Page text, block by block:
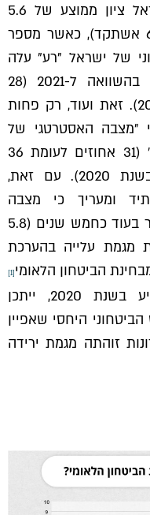
העניק למצבה הביטחוני של ישראל ציון ממוצע של 5.6
מתוך 10 (מול ציון ממוצע של 6.2 אשתקד), כאשר מספר
של ישראל "רע" עלה
בצורה מובהקת בעשרה אחוזים בהשוואה ל-2021 (28
אחוזים מול 18 אחוזים בשנת 2021). זאת ועוד, רק פחות
״מצבה האסטרטגי של
ישראל מעולם לא היה טוב יותר״ (31 אחוזים לעומת 36
אחוזים ב-2021, ו-50 אחוזים בשנת 2020). עם זאת,
ומעריך כי מצבה
הביטחוני-לאומי של ישראל ישתפר בעוד כחמש שנים (5.8
מגמת עלייה בהערכת
הביטחון הלאומי[1]
בשנים 2020-2017, ששיאה הגיע בשנת 2020, ייתכן
היחסי שאפיין
זוהתה מגמת ירידה